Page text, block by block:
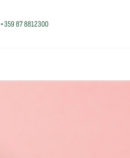
+359 87 8812300